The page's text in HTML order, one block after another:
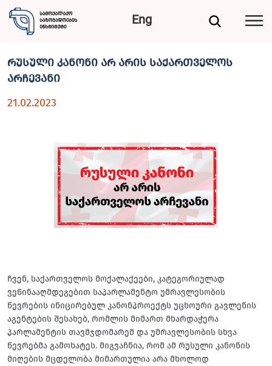
Eng
რუსული კანონი არ არის საქართველოს
არჩევანი
21.02.2023
ჩვენ, საქართველოს მოქალაქეები, კატეგორიულად
ვეწინააღმდეგებით საპარლამენტო უმრავლესობის
წევრების ინიცირებულ კანონპროექტს უცხოური გავლენის
აგენტების შესახებ, რომლის მიმართ მხარდაჭერა
პარლამენტის თავმჯდომარემ და უმრავლესობის სხვა
წევრებმა გამოხატეს. მიგვაჩნია, რომ ამ რუსული კანონის
მიღების მცდელობა მიმართულია არა მხოლოდ